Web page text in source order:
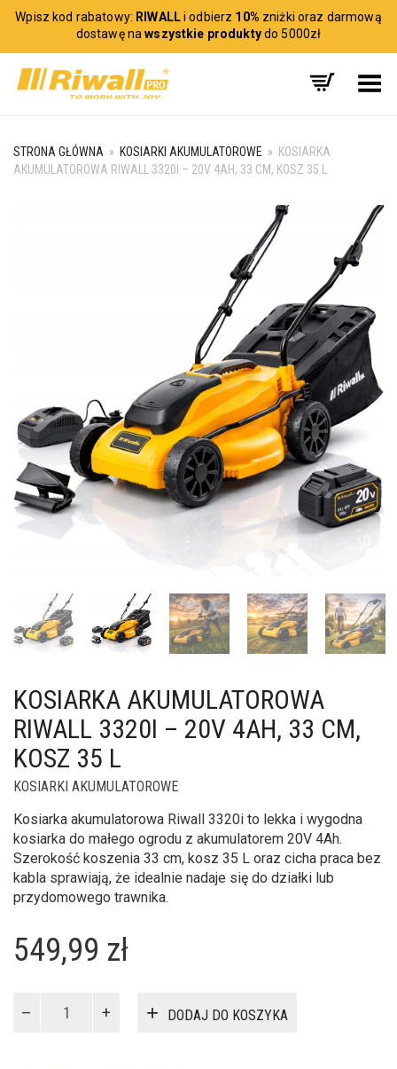
Wpisz kod rabatowy: RIWALLi odbierz 10% zniżki oraz darmową
dostawę nawszystkie produktydo 5000zł
Toggle Menu
STRONA GŁÓWNA » KOSIARKI AKUMULATOROWE » KOSIARKA
AKUMULATOROWA RIWALL 3320I – 20V 4AH, 33 CM, KOSZ 35 L
KOSIARKA AKUMULATOROWA
RIWALL 3320I – 20V 4AH, 33 CM,
KOSZ 35 L
KOSIARKI AKUMULATOROWE
Kosiarka akumulatorowa Riwall 3320i to lekka i wygodna
kosiarka do małego ogrodu z akumulatorem 20V 4Ah.
Szerokość koszenia 33 cm, kosz 35 L oraz cicha praca bez
kabla sprawiają, że idealnie nadaje się do działki lub
przydomowego trawnika.
549,99 zł
DODAJ DO KOSZYKA